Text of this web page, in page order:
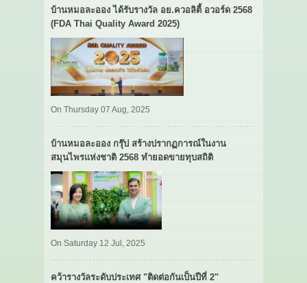
บ้านหมอละออง ได้รับรางวัล อย.ควอลิตี้ อวอร์ด 2568
(FDA Thai Quality Award 2025)
On Thursday 07 Aug, 2025
บ้านหมอละออง กรุ๊ป สร้างปรากฏการณ์ในงาน
สมุนไพรแห่งชาติ 2568 ทำยอดขายทุบสถิติ
On Saturday 12 Jul, 2025
คว้ารางวัลระดับประเทศ "ติดต่อกันเป็นปีที่ 2"